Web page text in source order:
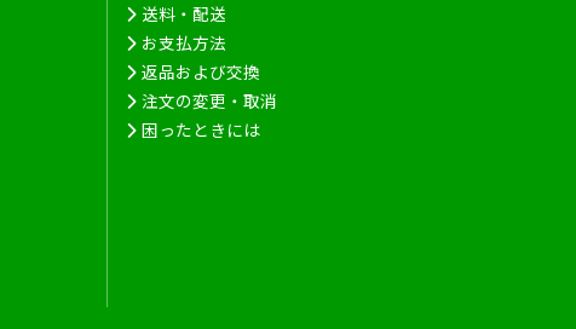
送料・配送
お支払方法
返品および交換
注文の変更・取消
困ったときには